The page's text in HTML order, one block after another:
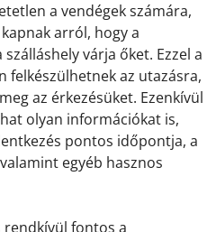
a vendégek számára,
arról, hogy a
várja őket. Ezzel a
felkészülhetnek az utazásra,
az érkezésüket. Ezenkívül
olyan információkat is,
pontos időpontja, a
egyéb hasznos
rendkívül fontos a